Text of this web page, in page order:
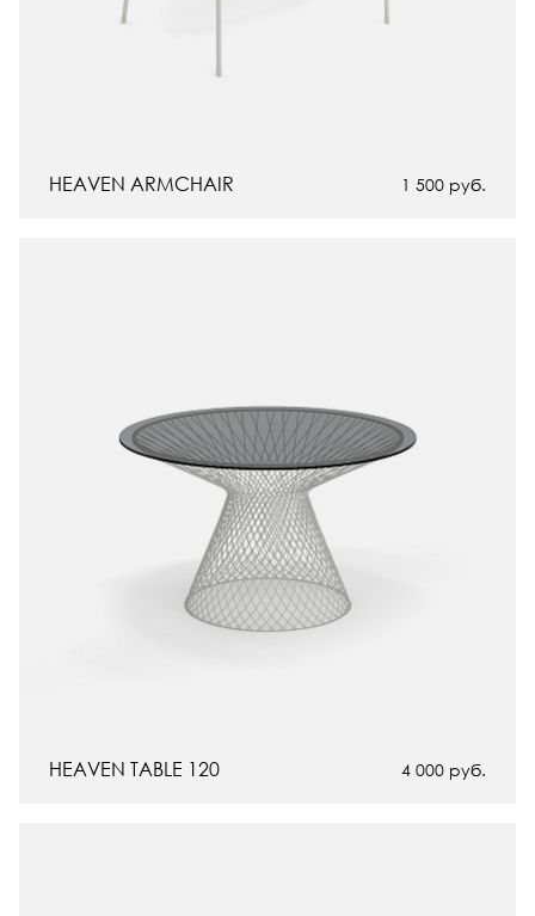
1 500 руб.
HEAVEN ARMCHAIR
4 000 руб.
HEAVEN TABLE 120